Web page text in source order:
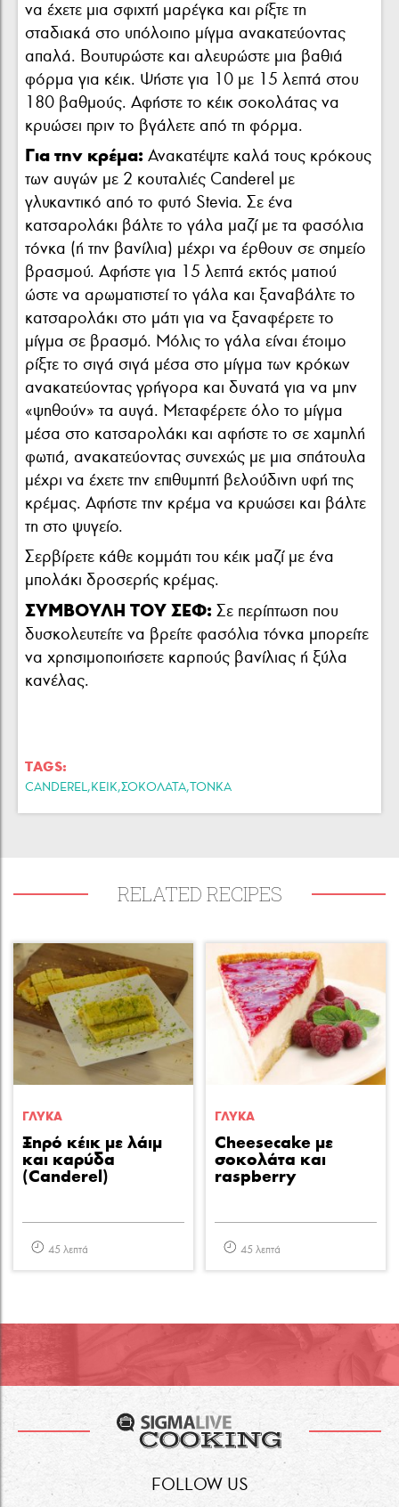
να έχετε μια σφιχτή μαρέγκα και ρίξτε τη
σταδιακά στο υπόλοιπο μίγμα ανακατεύοντας
απαλά. Βουτυρώστε και αλευρώστε μια βαθιά
φόρμα για κέικ. Ψήστε για 10 με 15 λεπτά στου
180 βαθμούς. Αφήστε το κέικ σοκολάτας να
κρυώσει πριν το βγάλετε από τη φόρμα.
Για την κρέμα: Ανακατέψτε καλά τους κρόκους
των αυγών με 2 κουταλιές Canderel με
γλυκαντικό από το φυτό Stevia. Σε ένα
κατσαρολάκι βάλτε το γάλα μαζί με τα φασόλια
τόνκα (ή την βανίλια) μέχρι να έρθουν σε σημείο
βρασμού. Αφήστε για 15 λεπτά εκτός ματιού
ώστε να αρωματιστεί το γάλα και ξαναβάλτε το
κατσαρολάκι στο μάτι για να ξαναφέρετε το
μίγμα σε βρασμό. Μόλις το γάλα είναι έτοιμο
ρίξτε το σιγά σιγά μέσα στο μίγμα των κρόκων
ανακατεύοντας γρήγορα και δυνατά για να μην
«ψηθούν» τα αυγά. Μεταφέρετε όλο το μίγμα
μέσα στο κατσαρολάκι και αφήστε το σε χαμηλή
φωτιά, ανακατεύοντας συνεχώς με μια σπάτουλα
μέχρι να έχετε την επιθυμητή βελούδινη υφή της
κρέμας. Αφήστε την κρέμα να κρυώσει και βάλτε
τη στο ψυγείο.
Σερβίρετε κάθε κομμάτι του κέικ μαζί με ένα
μπολάκι δροσερής κρέμας.
ΣΥΜΒΟΥΛΗ ΤΟΥ ΣΕΦ:Σε περίπτωση που
δυσκολευτείτε να βρείτε φασόλια τόνκα μπορείτε
να χρησιμοποιήσετε καρπούς βανίλιας ή ξύλα
κανέλας.
TAGS:
CANDEREL,KEIK,ΣΟΚΟΛΆΤΑ,ΤΟΝΚΑ
RELATED RECIPES
ΓΛΥΚA
Ξηρό κέικ με λάιμ
και καρύδα
(Canderel)
45 λεπτά
ΓΛΥΚA
Cheesecake με
σοκολάτα και
raspberry
45 λεπτά
FOLLOW US